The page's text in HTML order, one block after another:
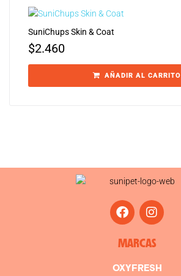
SuniChups Skin & Coat
$2.460
AÑADIR AL CARRITO
MARCAS
OXYFRESH